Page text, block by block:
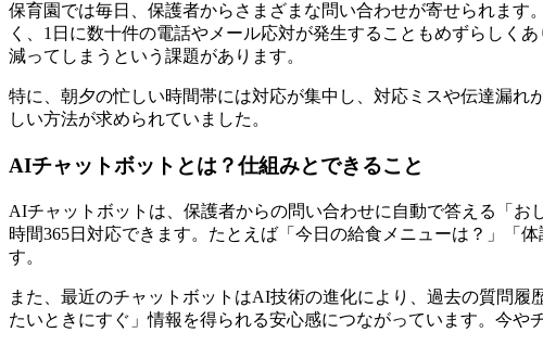
保育園では毎日、保護者からさまざまな問い合わせが寄せられま
く、1日に数十件の電話やメール応対が発生することもめずらしく
減ってしまうという課題があります。
特に、朝夕の忙しい時間帯には対応が集中し、対応ミスや伝達漏れ
しい方法が求められていました。
AIチャットボットとは？仕組みとできること
AIチャットボットは、保護者からの問い合わせに自動で答える「
時間365日対応できます。たとえば「今日の給食メニューは？」「
す。
また、最近のチャットボットはAI技術の進化により、過去の質問
たいときにすぐ」情報を得られる安心感につながっています。今や